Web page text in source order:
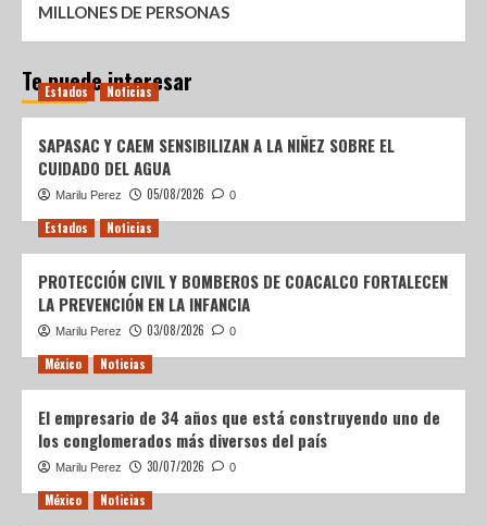
MILLONES DE PERSONAS
Te puede interesar
Estados Noticias
SAPASAC Y CAEM SENSIBILIZAN A LA NIÑEZ SOBRE EL
CUIDADO DEL AGUA
Marilu Perez 05/08/2026 0
Estados Noticias
PROTECCIÓN CIVIL Y BOMBEROS DE COACALCO FORTALECEN
LA PREVENCIÓN EN LA INFANCIA
Marilu Perez 03/08/2026 0
México Noticias
El empresario de 34 años que está construyendo uno de
los conglomerados más diversos del país
Marilu Perez 30/07/2026 0
México Noticias